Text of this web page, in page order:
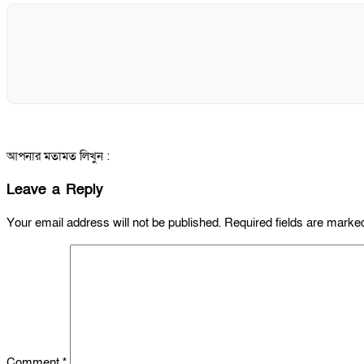
আপনার মতামত লিখুন :
Leave a Reply
Your email address will not be published. Required fields are